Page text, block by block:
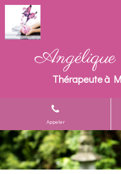
Thérapeute à
Appeler